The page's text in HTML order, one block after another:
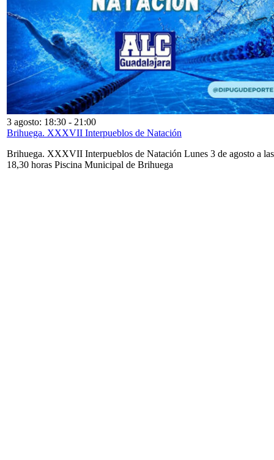
3 agosto: 18:30 - 21:00
Brihuega. XXXVII Interpueblos de Natación
Brihuega. XXXVII Interpueblos de Natación Lunes 3 de agosto a las
18,30 horas Piscina Municipal de Brihuega